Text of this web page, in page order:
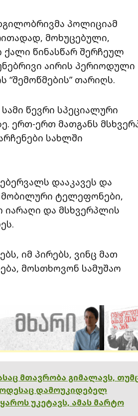
პოლიციამ
მოხუცებული,
ქალი წინასწარ შერჩეულ
აირის პერიოდული
თარიღს.
წევრი სპეციალური
ერთ-ერთ მათგანს
სახლში
დააკავეს და
მობილური ტელეფონები,
და მსხვერპლის
იმ პირებს, ვინც მათ
მოსთხოვონ სამუშაო
მთავრობა გიმალავს,
დამოუკიდებელ
უკეტავს, ამას მარტო